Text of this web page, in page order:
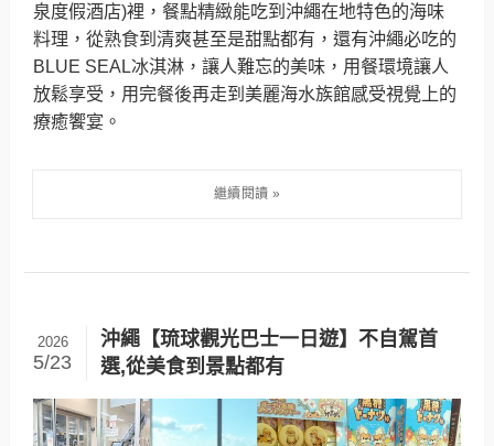
泉度假酒店)裡，餐點精緻能吃到沖繩在地特色的海味
料理，從熟食到清爽甚至是甜點都有，還有沖繩必吃的
BLUE SEAL冰淇淋，讓人難忘的美味，用餐環境讓人
放鬆享受，用完餐後再走到美麗海水族館感受視覺上的
療癒饗宴。
沖繩【琉球觀光巴士一日遊】不自駕首
選,從美食到景點都有
2026
5/23